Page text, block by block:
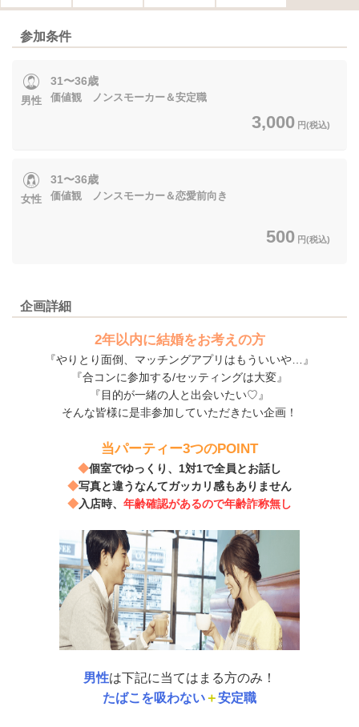
参加条件
男性
31〜36歳
価値観 ノンスモーカー＆安定職
3,000 円(税込)
女性
31〜36歳
価値観 ノンスモーカー＆恋愛前向き
500 円(税込)
企画詳細
2年以内に結婚をお考えの方
『やりとり面倒、マッチングアプリはもういいや…』
『合コンに参加する/セッティングは大変』
『目的が一緒の人と出会いたい♡』
そんな皆様に是非参加していただきたい企画！
当パーティー3つのPOINT
◆個室でゆっくり、1対1で全員とお話し
◆写真と違うなんてガッカリ感もありません
◆入店時、 年齢確認があるので年齢詐称無し
男性は下記に当てはまる方のみ！
たばこを吸わない＋安定職